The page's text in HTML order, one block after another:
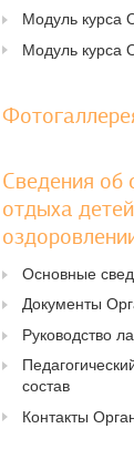
Модуль курса
Модуль курса
Сведения об
отдыха
Основные
Документы
Руководство
состав
Контакты